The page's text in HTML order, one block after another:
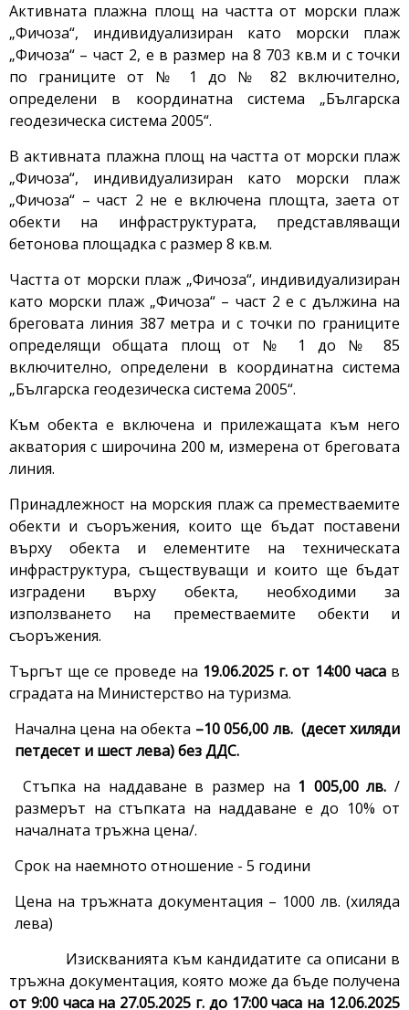
Активната плажна площ на частта от морски плаж
„Фичоза“, индивидуализиран като морски плаж
„Фичоза“ – част 2, е в размер на 8 703 кв.м и с точки
по границите от № 1 до № 82 включително,
определени в координатна система „Българска
геодезическа система 2005“.
В активната плажна площ на частта от морски плаж
„Фичоза“, индивидуализиран като морски плаж
„Фичоза“ – част 2 не е включена площта, заета от
обекти на инфраструктурата, представляващи
бетонова площадка с размер 8 кв.м.
Частта от морски плаж „Фичоза“, индивидуализиран
като морски плаж „Фичоза“ – част 2 е с дължина на
бреговата линия 387 метра и с точки по границите
определящи общата площ от № 1 до № 85
включително, определени в координатна система
„Българска геодезическа система 2005“.
Към обекта е включена и прилежащата към него
акватория с широчина 200 м, измерена от бреговата
линия.
Принадлежност на морския плаж са преместваемите
обекти и съоръжения, които ще бъдат поставени
върху обекта и елементите на техническата
инфраструктура, съществуващи и които ще бъдат
изградени върху обекта, необходими за
използването на преместваемите обекти и
съоръжения.
Търгът ще се проведе на 19.06.2025 г. от 14:00 часа в
сградата на Министерство на туризма.
Начална цена на обекта –10 056,00 лв. (десет хиляди
петдесет и шест лева) без ДДС.
Стъпка на наддаване в размер на 1 005,00 лв. /
размерът на стъпката на наддаване е до 10% от
началната тръжна цена/.
Срок на наемното отношение - 5 години
Цена на тръжната документация – 1000 лв. (хиляда
лева)
Изискванията към кандидатите са описани в
тръжна документация, която може да бъде получена
от 9:00 часа на 27.05.2025 г. до 17:00 часа на 12.06.2025